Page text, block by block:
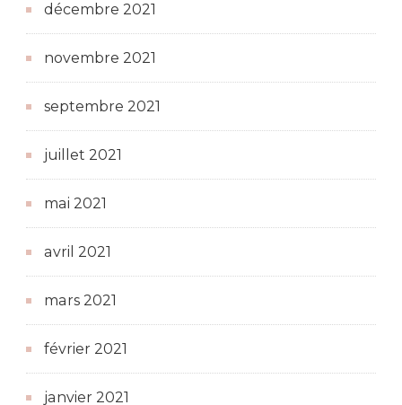
décembre 2021
novembre 2021
septembre 2021
juillet 2021
mai 2021
avril 2021
mars 2021
février 2021
janvier 2021